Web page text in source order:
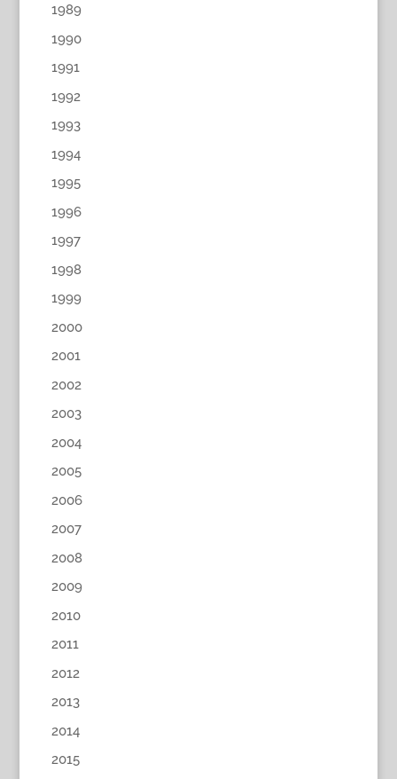
1989
1990
1991
1992
1993
1994
1995
1996
1997
1998
1999
2000
2001
2002
2003
2004
2005
2006
2007
2008
2009
2010
2011
2012
2013
2014
2015